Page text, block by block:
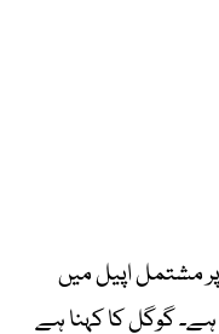
ہزار صفحات پر مشتمل اپیل میں
گوگل کا کہنا ہے